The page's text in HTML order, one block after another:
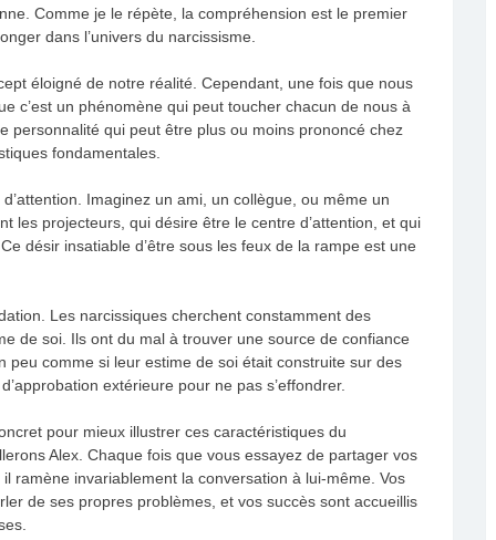
Comme je le répète, la compréhension est le premier
dans l’univers du narcissisme.
éloigné de notre réalité. Cependant, une fois que nous
c’est un phénomène qui peut toucher chacun de nous à
personnalité qui peut être plus ou moins prononcé chez
fondamentales.
Imaginez un ami, un collègue, ou même un
les projecteurs, qui désire être le centre d’attention, et qui
désir insatiable d’être sous les feux de la rampe est une
Les narcissiques cherchent constamment des
de soi. Ils ont du mal à trouver une source de confiance
peu comme si leur estime de soi était construite sur des
extérieure pour ne pas s’effondrer.
pour mieux illustrer ces caractéristiques du
Alex. Chaque fois que vous essayez de partager vos
ramène invariablement la conversation à lui-même. Vos
de ses propres problèmes, et vos succès sont accueillis